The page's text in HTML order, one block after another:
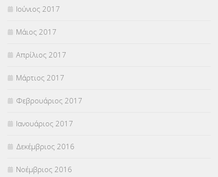
Ιούνιος 2017
Μάιος 2017
Απρίλιος 2017
Μάρτιος 2017
Φεβρουάριος 2017
Ιανουάριος 2017
Δεκέμβριος 2016
Νοέμβριος 2016